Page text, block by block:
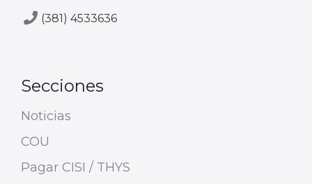
(381) 4533636
Secciones
Noticias
COU
Pagar CISI / THYS